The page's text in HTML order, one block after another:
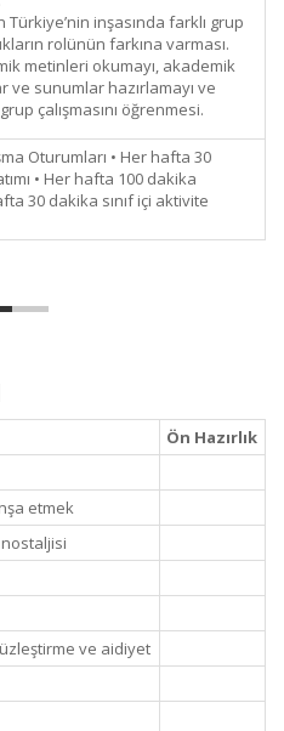
Türkiye’nin inşasında farklı grup
rolünün farkına varması.
metinleri okumayı, akademik
ve sunumlar hazırlamayı ve
çalışmasını öğrenmesi.
Oturumları • Her hafta 30
• Her hafta 100 dakika
30 dakika sınıf içi aktivite
Ön Hazırlık
etmek
ve aidiyet